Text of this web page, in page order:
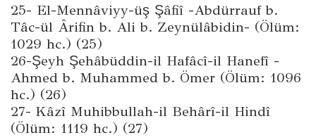
25- El-Mennâviyy-üş Şâfiî -Abdürrauf b.
Tâc-ül Ârifin b. Ali b. Zeynülâbidin- (Ölüm:
1029 hc.) (25)
26-Şeyh Şehâbüddin-il Hafâcî-il Hanefî -
Ahmed b. Muhammed b. Ömer (Ölüm: 1096
hc.) (26)
27- Kâzî Muhibbullah-il Behârî-il Hindî
(Ölüm: 1119 hc.) (27)